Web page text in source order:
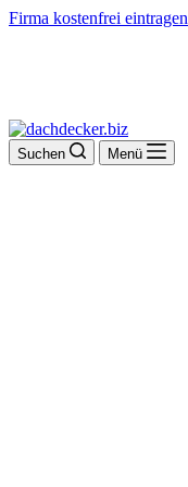
Firma kostenfrei eintragen
Suchen Menü